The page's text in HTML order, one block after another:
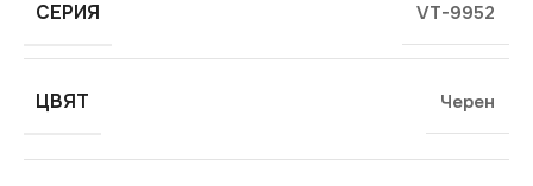
СЕРИЯ VT-9952
ЦВЯТ Черен